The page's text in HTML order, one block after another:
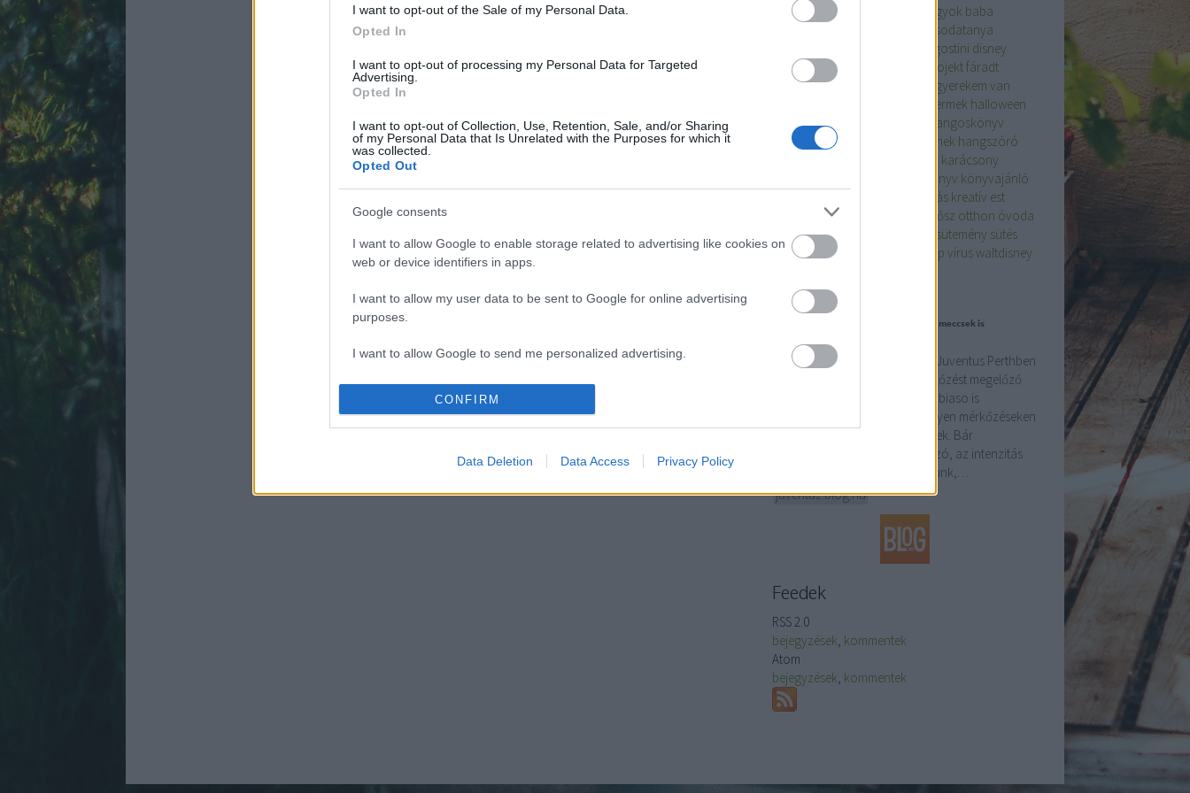
I want to opt-out of the Sale of my Personal Data.
Opted In
I want to opt-out of processing my Personal Data for Targeted
Advertising.
Opted In
I want to opt-out of Collection, Use, Retention, Sale, and/or Sharing
of my Personal Data that Is Unrelated with the Purposes for which it
was collected.
Opted Out
Google consents
I want to allow Google to enable storage related to advertising like cookies on
web or device identifiers in apps.
I want to allow my user data to be sent to Google for online advertising
purposes.
I want to allow Google to send me personalized advertising.
I want to allow Google to enable storage related to analytics like cookies on
web or device identifiers in apps.
CONFIRM
Data Deletion Data Access Privacy Policy
advent anya anya vagyok baba
csodatanya
deagostini disney
Disney hangoskönyv
diy projektfáradt
félelemfestés
gyerekem van
gyermek halloween
halloween tök
hangoskönyv
ajánló
hangoskönyv gyerekeknek hangszóró
karácsony
könyv könyvajánló
kreatívkodás kreatív est
olvas ősz otthon óvoda
pszichológia
sütemény sütés
süti szponzorált tartalom ünnep víruswaltdisney
Blogajánló
Cambiaso: „Az Inter ellen a barátságos meccsek is
izgalmasak”
A felkészülési meccsek sorát a Juventus Perthben
az Inter ellen folytatja, s a mérkőzést megelőző
sajtótájékoztatón Andrea Cambiaso is
megszólalt. „Mindig izgalmas ilyen mérkőzéseken
játszani; remek mérkőzések ezek. Bár
barátságos mérkőzésről van szó, az intenzitás
nem marad el. Mindent beleadunk,…
juventuz.blog.hu
Feedek
RSS 2.0
bejegyzések, kommentek
Atom
bejegyzések, kommentek